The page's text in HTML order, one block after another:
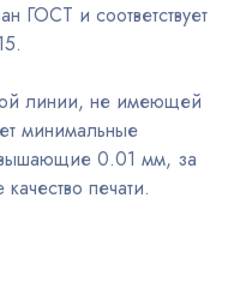
ГОСТ и соответствует
линии, не имеющей
минимальные
0.01 мм, за
печати.